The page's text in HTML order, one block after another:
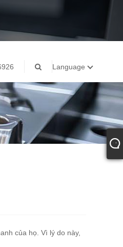
Language
của họ. Vì lý do này,